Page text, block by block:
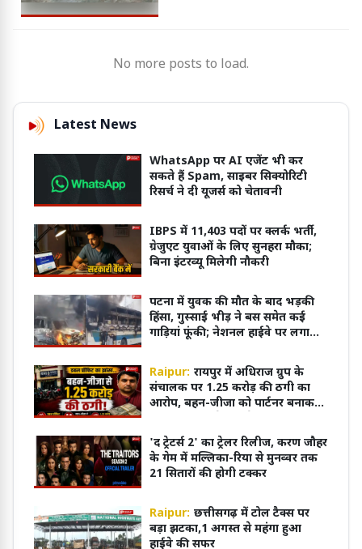
No more posts to load.
Latest News
WhatsApp पर AI एजेंट भी कर
सकते हैं Spam, साइबर सिक्योरिटी
रिसर्च ने दी यूजर्स को चेतावनी
IBPS में 11,403 पदों पर क्लर्क भर्ती,
ग्रेजुएट युवाओं के लिए सुनहरा मौका;
बिना इंटरव्यू मिलेगी नौकरी
पटना में युवक की मौत के बाद भड़की
हिंसा, गुस्साई भीड़ ने बस समेत कई
गाड़ियां फूंकी; नेशनल हाईवे पर लगाया
Raipur: रायपुर में अधिराज ग्रुप के
संचालक पर 1.25 करोड़ की ठगी का
आरोप, बहन-जीजा को पार्टनर बनाकर
'द ट्रेटर्स 2' का ट्रेलर रिलीज, करण जौहर
के गेम में मल्लिका-रिया से मुनव्वर तक
21 सितारों की होगी टक्कर
Raipur: छत्तीसगढ़ में टोल टैक्स पर
बड़ा झटका,1 अगस्त से महंगा हुआ
हाईवे की सफर